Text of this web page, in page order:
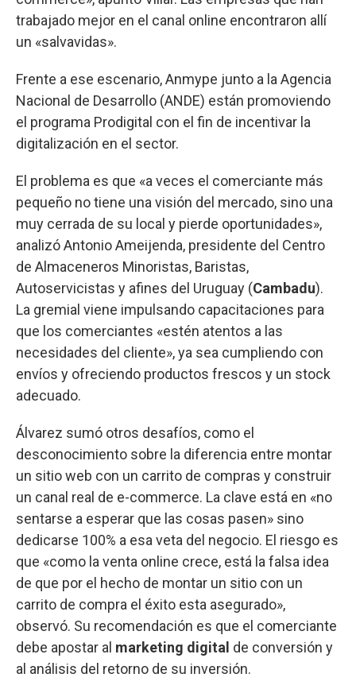
trabajado mejor en el canal online encontraron allí
un «salvavidas».
Frente a ese escenario, Anmype junto a la Agencia
Nacional de Desarrollo (ANDE) están promoviendo
el programa Prodigital con el fin de incentivar la
digitalización en el sector.
El problema es que «a veces el comerciante más
pequeño no tiene una visión del mercado, sino una
muy cerrada de su local y pierde oportunidades»,
analizó Antonio Ameijenda, presidente del Centro
de Almaceneros Minoristas, Baristas,
Autoservicistas y afines del Uruguay (Cambadu).
La gremial viene impulsando capacitaciones para
que los comerciantes «estén atentos a las
necesidades del cliente», ya sea cumpliendo con
envíos y ofreciendo productos frescos y un stock
adecuado.
Álvarez sumó otros desafíos, como el
desconocimiento sobre la diferencia entre montar
un sitio web con un carrito de compras y construir
un canal real de e-commerce. La clave está en «no
sentarse a esperar que las cosas pasen» sino
dedicarse 100% a esa veta del negocio. El riesgo es
que «como la venta online crece, está la falsa idea
de que por el hecho de montar un sitio con un
carrito de compra el éxito esta asegurado»,
observó. Su recomendación es que el comerciante
debe apostar al marketing digital de conversión y
al análisis del retorno de su inversión.